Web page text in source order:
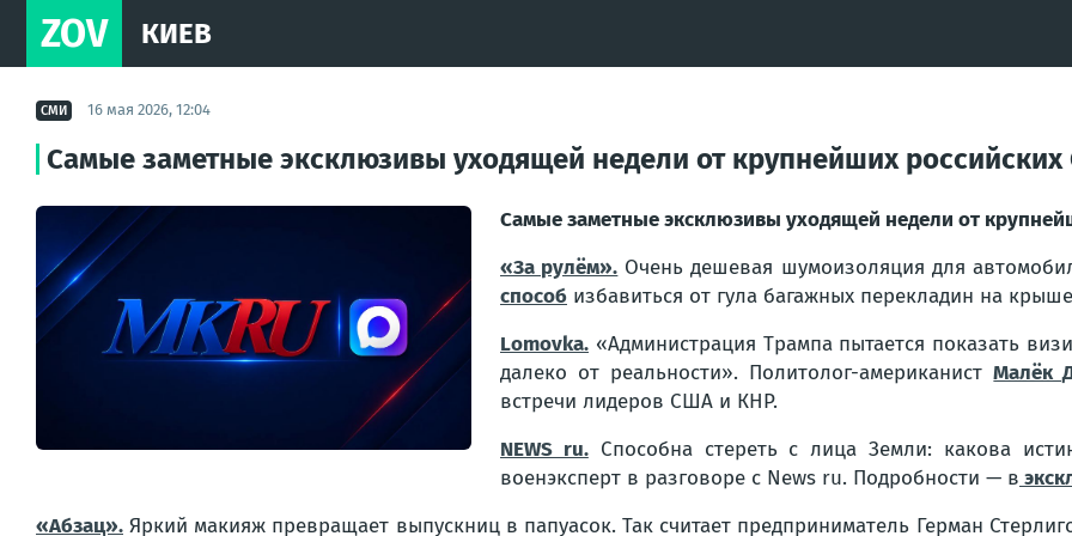
ZOV КИЕВ
СМИ 16 мая 2026, 12:04
Самые заметные эксклюзивы уходящей недели от крупнейших
Самые заметные эксклюзивы уходящей недели от
«За рулём». Очень дешевая шумоизоляция для
способ избавиться от гула багажных перекладин на
Lomovka. «Администрация Трампа пытается показать
далеко от реальности». Политолог-американистМалёк
встречи лидеров США и КНР.
NEWS ru.Способна стереть с лица Земли: какова
военэксперт в разговоре с News ru. Подробности — в
«Абзац». Яркий макияж превращает выпускниц в папуасок. Так считает предприниматель Герман